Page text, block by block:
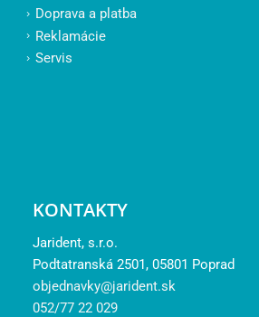
Doprava a platba
Reklamácie
Servis
KONTAKTY
Jarident, s.r.o.
Podtatranská 2501, 05801 Poprad
objednavky@jarident.sk
052/77 22 029